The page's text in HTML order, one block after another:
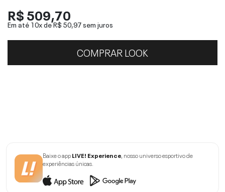
R$ 509,70
Em até 10x deR$ 50,97sem juros
COMPRAR LOOK
Baixe o appLIVE! Experience, nosso universo esportivo de
experiências únicas.